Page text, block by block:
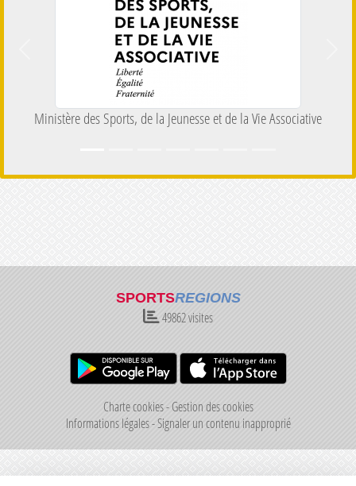
Sports, de la Jeunesse et de la Vie Associative Comité
SPORTSREGIONS
49862visites
Charte cookies Gestion des cookies
Informations légales Signaler un contenu inapproprié